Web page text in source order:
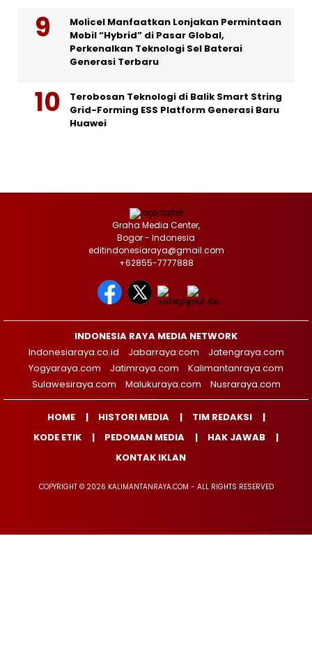
Molicel Manfaatkan Lonjakan Permintaan
Mobil “Hybrid” di Pasar Global,
Perkenalkan Teknologi Sel Baterai
Generasi Terbaru
Terobosan Teknologi di Balik Smart String
Grid-Forming ESS Platform Generasi Baru
Huawei
Graha Media Center,
Bogor - Indonesia
editindonesiaraya@gmail.com
+62855-7777888
INDONESIA RAYA MEDIA NETWORK
Indonesiaraya.co.id
Jabarraya.com
Jatengraya.com
Yogyaraya.com
Jatimraya.com
Kalimantanraya.com
Sulawesiraya.com
Malukuraya.com Nusraraya.com
HOME HISTORI MEDIA
TIM REDAKSI
KODE ETIK
PEDOMAN MEDIA
HAK JAWAB
KONTAK IKLAN
COPYRIGHT © 2026 KALIMANTANRAYA.COM - ALL RIGHTS RESERVED